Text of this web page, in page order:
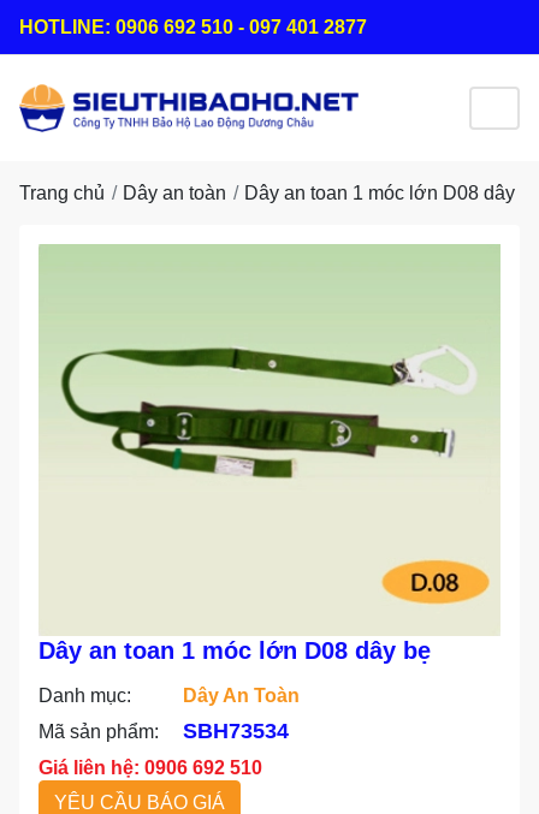
HOTLINE: 0906 692 510 - 097 401 2877
Trang chủ Dây an toàn Dây an toan 1 móc lớn D08 dây
Dây an toan 1 móc lớn D08 dây bẹ
Danh mục:
Dây An Toàn
Mã sản phẩm:
SBH73534
Giá liên hệ: 0906 692 510
YÊU CẦU BÁO GIÁ